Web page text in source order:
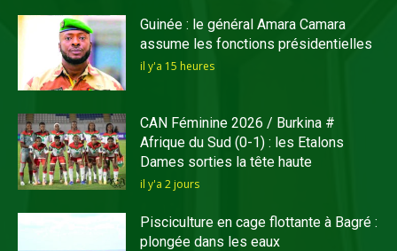
Guinée : le général Amara Camara
assume les fonctions présidentielles
il y'a 15 heures
CAN Féminine 2026 / Burkina #
Afrique du Sud (0-1) : les Etalons
Dames sorties la tête haute
il y'a 2 jours
Pisciculture en cage flottante à Bagré :
plongée dans les eaux